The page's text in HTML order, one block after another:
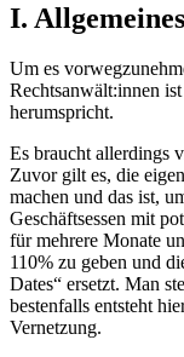
I.
Um es
Rechtsanwält:innen
herumspricht.
Es braucht allerdings
Zuvor gilt es, die
machen und das ist,
Geschäftsessen mit
für mehrere Monate
110% zu geben und
Dates“ ersetzt. Man
bestenfalls entsteht
Vernetzung.